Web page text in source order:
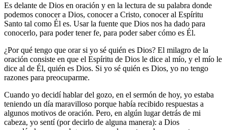
Es delante de Dios en oración y en la lectura de su palabra donde
podemos conocer a Dios, conocer a Cristo, conocer al Espíritu
Santo tal como Él es. Usar la fuente que Dios nos ha dado para
conocerlo, para poder tener fe, para poder saber cómo es Él.
¿Por qué tengo que orar si yo sé quién es Dios? El milagro de la
oración consiste en que el Espíritu de Dios le dice al mío, y el mío le
dice al de Él, quién es Dios. Si yo sé quién es Dios, yo no tengo
razones para preocuparme.
Cuando yo decidí hablar del gozo, en el sermón de hoy, yo estaba
teniendo un día maravilloso porque había recibido respuestas a
algunos motivos de oración. Pero, en algún lugar detrás de mi
cabeza, yo sentí (por decirlo de alguna manera): a Dios